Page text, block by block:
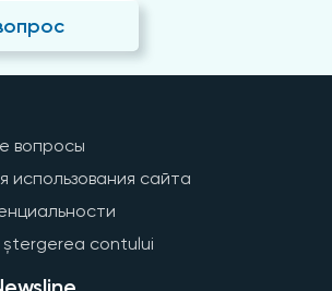
вопросы
использования сайта
contului